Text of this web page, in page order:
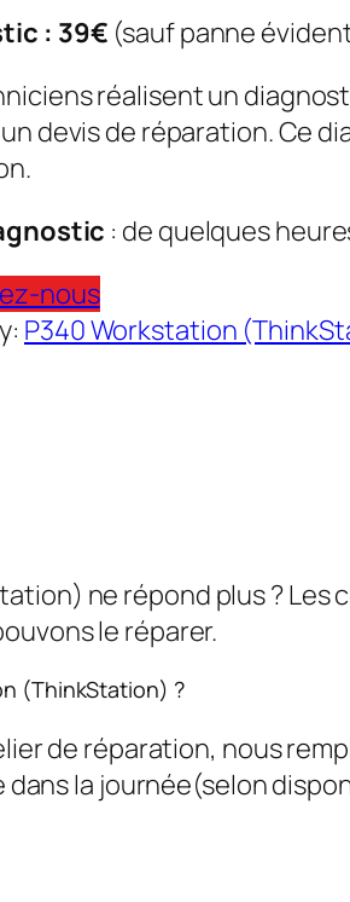
: 39€ (sauf panne
réalisent un
un devis de réparation. Ce
: de quelques
nous
P340 Workstation
ne répond plus ? Les
le réparer.
(ThinkStation) ?
de réparation, nous
la journée(selon